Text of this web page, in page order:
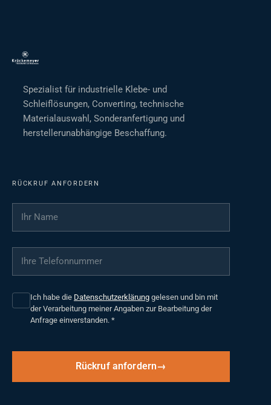
Spezialist für industrielle Klebe- und
Schleiflösungen, Converting, technische
Materialauswahl, Sonderanfertigung und
herstellerunabhängige Beschaffung.
RÜCKRUF ANFORDERN
Ihr Name
Ihre Telefonnummer
Ich habe die Datenschutzerklärung gelesen und bin mit
der Verarbeitung meiner Angaben zur Bearbeitung der
Anfrage einverstanden. *
Rückruf anfordern